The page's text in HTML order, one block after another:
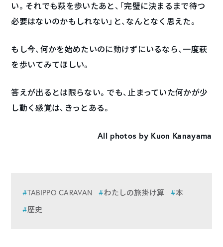
い。それでも萩を歩いたあと、「完璧に決まるまで待つ
必要はないのかもしれない」と、なんとなく思えた。
もし今、何かを始めたいのに動けずにいるなら、一度萩
を歩いてみてほしい。
答えが出るとは限らない。でも、止まっていた何かが少
し動く感覚は、きっとある。
All photos by Kuon Kanayama
TABIPPO CARAVAN わたしの旅掛け算
本
歴史